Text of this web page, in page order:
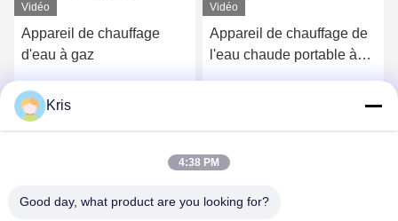
Vidéo
Appareil de chauffage
d'eau à gaz
Vidéo
Appareil de chauffage de
l'eau chaude portable à
Kris
4:38 PM
Good day, what product are you looking for?